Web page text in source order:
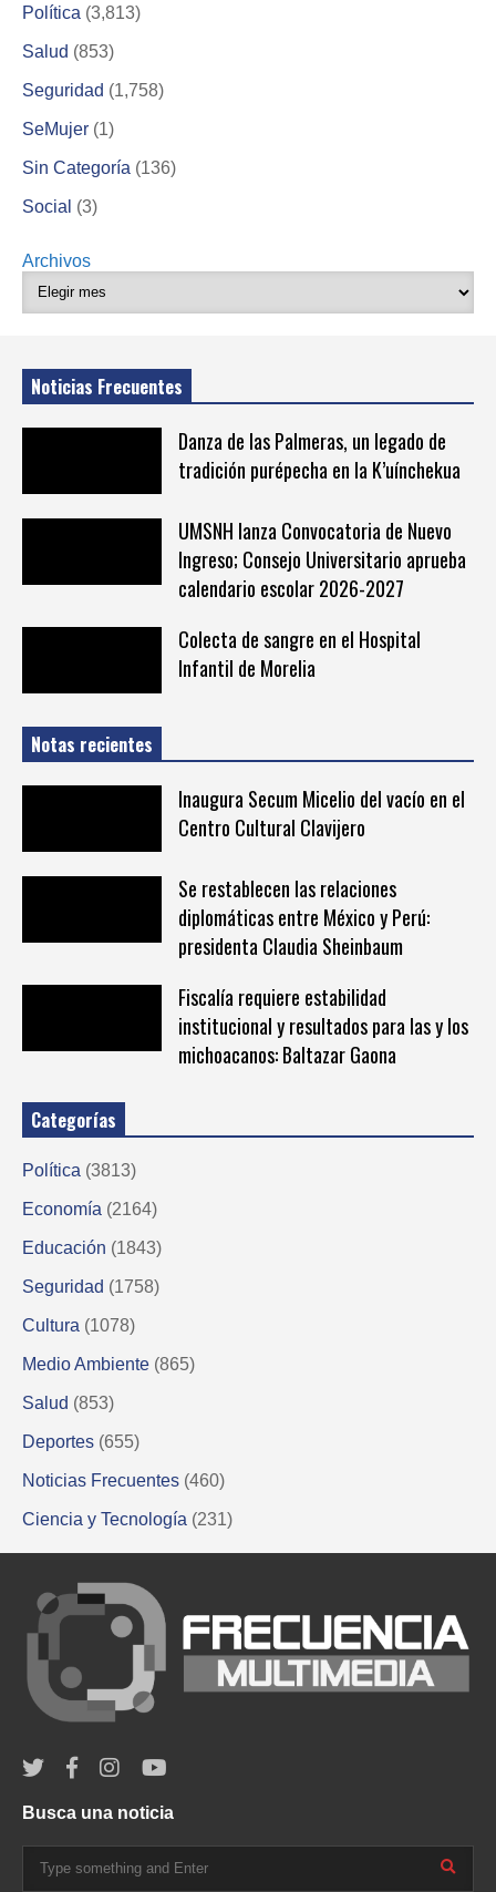
Política (3,813)
Salud (853)
Seguridad (1,758)
SeMujer (1)
Sin Categoría (136)
Social (3)
Archivos
Noticias Frecuentes
Danza de las Palmeras, un legado de
tradición purépecha en la K’uínchekua
UMSNH lanza Convocatoria de Nuevo
Ingreso; Consejo Universitario aprueba
calendario escolar 2026-2027
Colecta de sangre en el Hospital
Infantil de Morelia
Notas recientes
Inaugura Secum Micelio del vacío en el
Centro Cultural Clavijero
Se restablecen las relaciones
diplomáticas entre México y Perú:
presidenta Claudia Sheinbaum
Fiscalía requiere estabilidad
institucional y resultados para las y los
michoacanos: Baltazar Gaona
Categorías
Política (3813)
Economía (2164)
Educación (1843)
Seguridad (1758)
Cultura (1078)
Medio Ambiente (865)
Salud (853)
Deportes (655)
Noticias Frecuentes (460)
Ciencia y Tecnología (231)
Busca una noticia